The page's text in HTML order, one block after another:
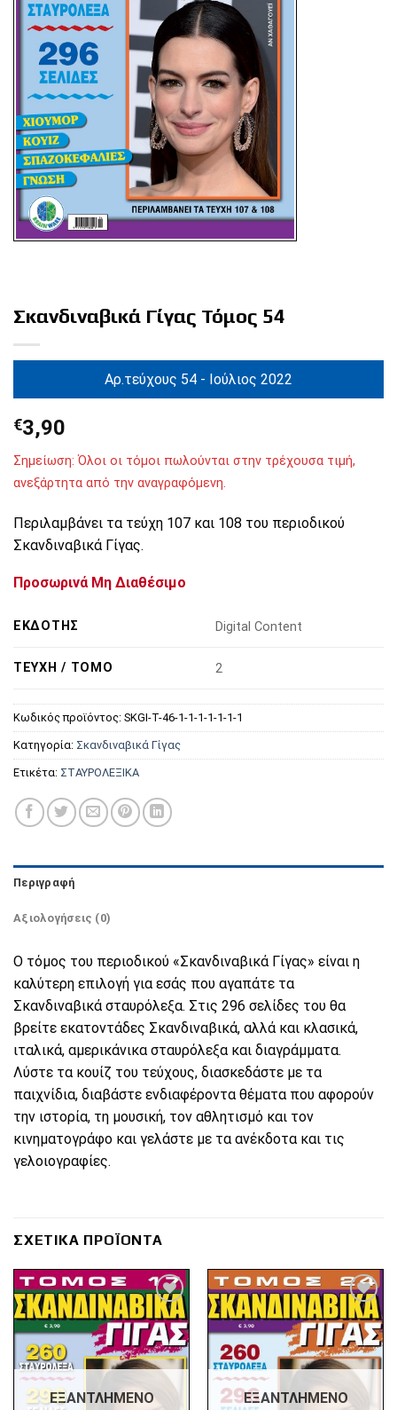
Σκανδιναβικά Γίγας Τόμος 54
Αρ.τεύχους 54 - Ιούλιος 2022
€3,90
Σημείωση: Όλοι οι τόμοι πωλούνται στην τρέχουσα τιμή,
ανεξάρτητα από την αναγραφόμενη.
Περιλαμβάνει τα τεύχη 107 και 108 του περιοδικού
Σκανδιναβικά Γίγας.
Προσωρινά Μη Διαθέσιμο
ΕΚΔΌΤΗΣ Digital Content
ΤΕΎΧΗ / ΤΌΜΟ 2
Κωδικός προϊόντος: SKGI-T-46-1-1-1-1-1-1-1
Κατηγορία: Σκανδιναβικά Γίγας
Ετικέτα: ΣΤΑΥΡΟΛΕΞΙΚΑ
Περιγραφή
Αξιολογήσεις (0)
Ο τόμος του περιοδικού «Σκανδιναβικά Γίγας» είναι η
καλύτερη επιλογή για εσάς που αγαπάτε τα
Σκανδιναβικά σταυρόλεξα. Στις 296 σελίδες του θα
βρείτε εκατοντάδες Σκανδιναβικά, αλλά και κλασικά,
ιταλικά, αμερικάνικα σταυρόλεξα και διαγράμματα.
Λύστε τα κουίζ του τεύχους, διασκεδάστε με τα
παιχνίδια, διαβάστε ενδιαφέροντα θέματα που αφορούν
την ιστορία, τη μουσική, τον αθλητισμό και τον
κινηματογράφο και γελάστε με τα ανέκδοτα και τις
γελοιογραφίες.
ΣΧΕΤΙΚΆ ΠΡΟΪΌΝΤΑ
Πρόσθήκη
στην λίστα
επιθυμιών
ΕΞΑΝΤΛΗΜΈΝΟ
Πρόσθήκη
στην λίστα
επιθυμιών
ΕΞΑΝΤΛΗΜΈΝΟ